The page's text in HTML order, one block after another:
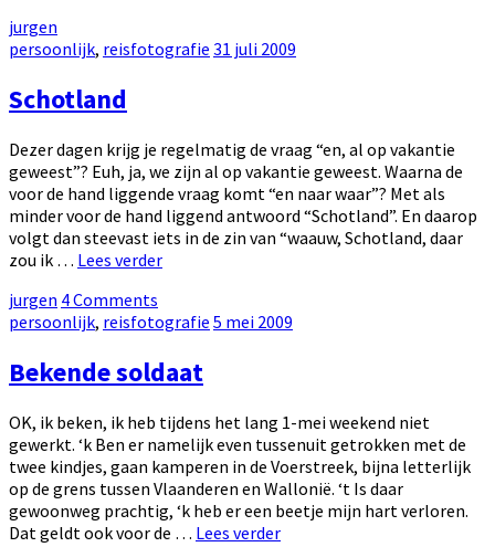
uit
Schotland
by
jurgen
Categories:
persoonlijk, reisfotografie Posted
31 juli 2009
Schotland
Dezer dagen krijg je regelmatig de vraag “en, al op vakantie
geweest”? Euh, ja, we zijn al op vakantie geweest. Waarna de
voor de hand liggende vraag komt “en naar waar”? Met als
minder voor de hand liggend antwoord “Schotland”. En daarop
volgt dan steevast iets in de zin van “waauw, Schotland, daar
zou ik … Lees verderSchotland
by
jurgen 4 Comments
Categories:
persoonlijk, reisfotografie Posted
5 mei 2009
Bekende soldaat
OK, ik beken, ik heb tijdens het lang 1-mei weekend niet
gewerkt. ‘k Ben er namelijk even tussenuit getrokken met de
twee kindjes, gaan kamperen in de Voerstreek, bijna letterlijk
op de grens tussen Vlaanderen en Wallonië. ‘t Is daar
gewoonweg prachtig, ‘k heb er een beetje mijn hart verloren.
Dat geldt ook voor de … Lees verderBekende